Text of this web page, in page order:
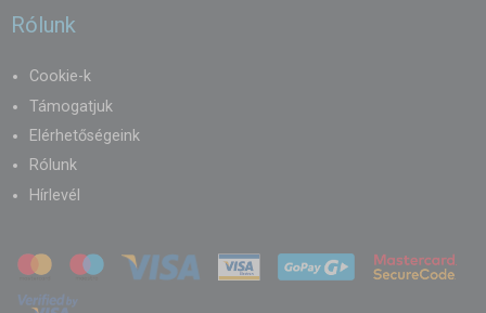
Rólunk
Cookie-k
Támogatjuk
Elérhetőségeink
Rólunk
Hírlevél